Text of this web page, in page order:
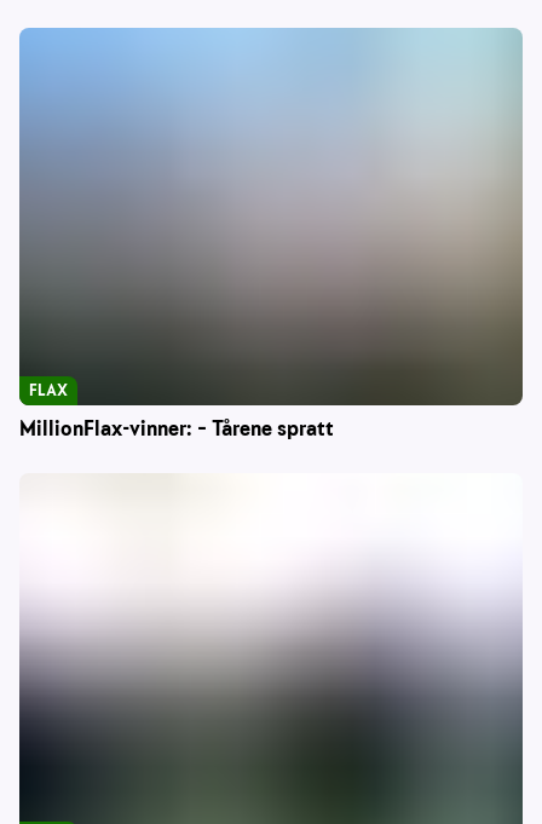
MillionFlax-vinner: – Tårene spratt
FLAX